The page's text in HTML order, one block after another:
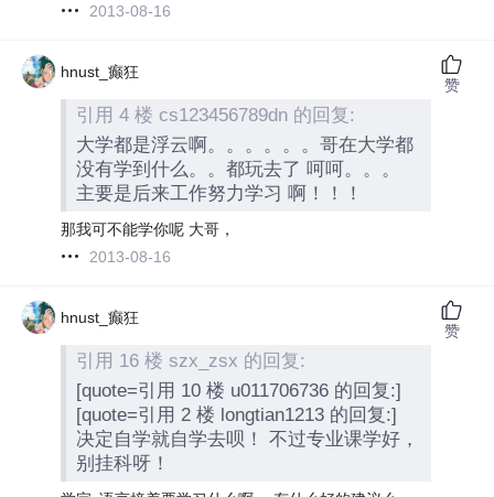
2013-08-16
hnust_癫狂
引用 4 楼 cs123456789dn 的回复:
大学都是浮云啊。。。。。。哥在大学都
没有学到什么。。都玩去了 呵呵。。。
主要是后来工作努力学习 啊！！！
那我可不能学你呢 大哥，
2013-08-16
赞
hnust_癫狂
引用 16 楼 szx_zsx 的回复:
[quote=引用 10 楼 u011706736 的回复:]
[quote=引用 2 楼 longtian1213 的回复:]
决定自学就自学去呗！ 不过专业课学好，
别挂科呀！
赞